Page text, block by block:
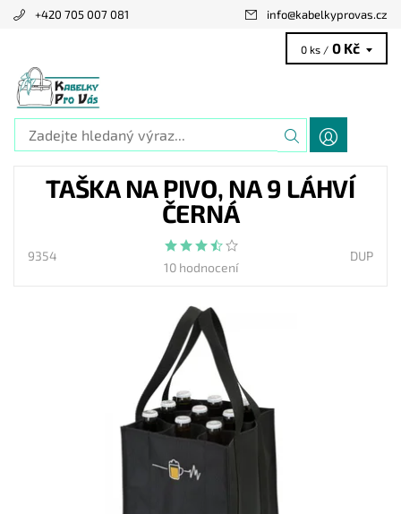
+420 705 007 081 info@kabelkyprovas.cz
0 ks / 0 Kč
TAŠKA NA PIVO, NA 9 LÁHVÍ
ČERNÁ
9354
10 hodnocení
DUP